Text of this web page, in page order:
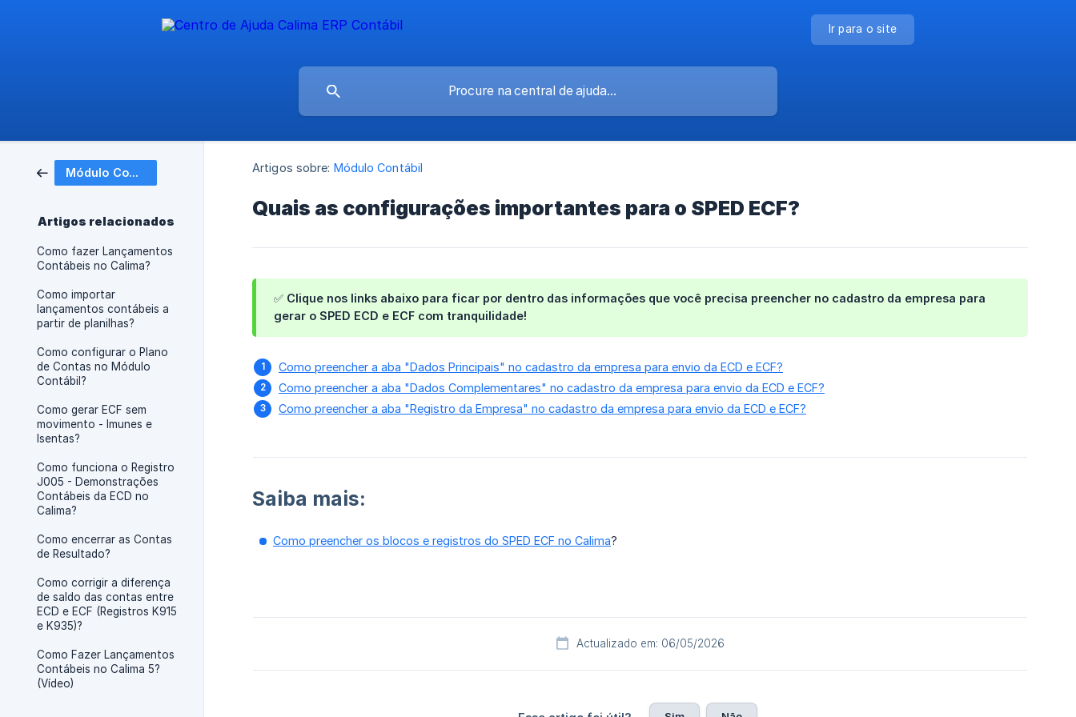
Ir para o site
Módulo Contábil
Artigos relacionados
Como fazer Lançamentos
Contábeis no Calima?
Como importar
lançamentos contábeis a
partir de planilhas?
Como configurar o Plano
de Contas no Módulo
Contábil?
Como gerar ECF sem
movimento - Imunes e
Isentas?
Como funciona o Registro
J005 - Demonstrações
Contábeis da ECD no
Calima?
Como encerrar as Contas
de Resultado?
Como corrigir a diferença
de saldo das contas entre
ECD e ECF (Registros K915
e K935)?
Como Fazer Lançamentos
Contábeis no Calima 5?
(Vídeo)
Artigos sobre: Módulo Contábil
Quais as configurações importantes para o SPED ECF?
✅ Clique nos links abaixo para ficar por dentro das informações que você precisa preencher no cadastro da empresa para
gerar o SPED ECD e ECF com tranquilidade!
Como preencher a aba "Dados Principais" no cadastro da empresa para envio da ECD e ECF?
Como preencher a aba "Dados Complementares" no cadastro da empresa para envio da ECD e ECF?
Como preencher a aba "Registro da Empresa" no cadastro da empresa para envio da ECD e ECF?
Saiba mais:
Como preencher os blocos e registros do SPED ECF no Calima?
Actualizado em: 06/05/2026